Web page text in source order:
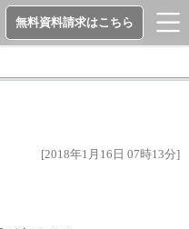
[2018年1月16日 07時13分]
無料資料請求はこちら